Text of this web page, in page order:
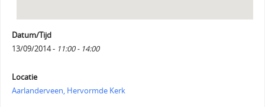
Datum/Tijd
13/09/2014 - 11:00 - 14:00
Locatie
Aarlanderveen, Hervormde Kerk